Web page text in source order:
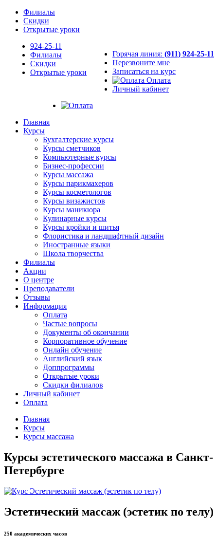
Филиалы
Скидки
Открытые уроки
Горячая линия: (911) 924-25-11
Перезвоните мне
Записаться на курс
Оплата
Личный кабинет
924-25-11
Филиалы
Скидки
Открытые уроки
Главная
Курсы
Бухгалтерские курсы
Курсы сметчиков
Компьютерные курсы
Бизнес-профессии
Курсы массажа
Курсы парикмахеров
Курсы косметологов
Курсы визажистов
Курсы маникюра
Кулинарные курсы
Курсы кройки и шитья
Флористика и ландшафтный дизайн
Иностранные языки
Школа творчества
Филиалы
Акции
О центре
Преподаватели
Отзывы
Информация
Оплата
Частые вопросы
Документы об окончании
Корпоративное обучение
Онлайн обучение
Английский язык
Доппрограммы
Открытые уроки
Скидки филиалов
Личный кабинет
Оплата
Главная
Курсы
Курсы массажа
Курсы эстетического массажа в Санкт-
Петербурге
Эстетический массаж (эстетик по телу)
250 академических часов